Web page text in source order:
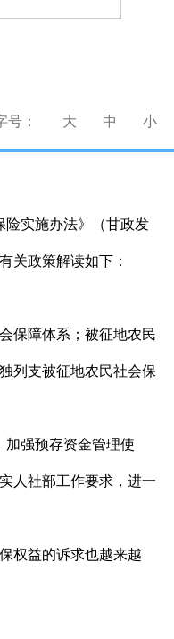
号： 大 中 小
险实施办法》（甘政发
关政策解读如下：
保障体系；被征地农民
列支被征地农民社会保
加强预存资金管理使
人社部工作要求，进一
权益的诉求也越来越